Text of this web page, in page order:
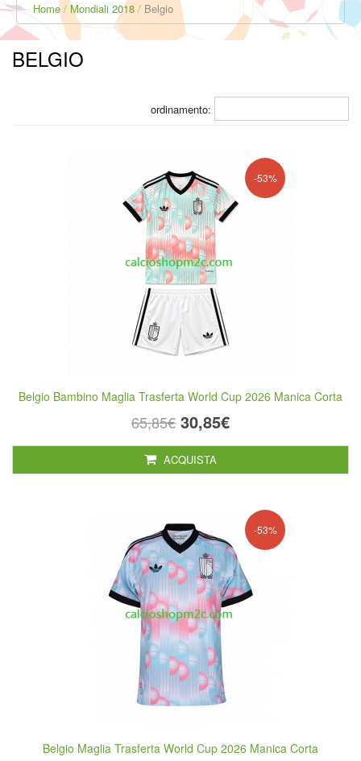
Home Mondiali 2018 Belgio
BELGIO
ordinamento:
-53%
Belgio Bambino Maglia Trasferta World Cup 2026 Manica Corta
65,85€ 30,85€
ACQUISTA
-53%
Belgio Maglia Trasferta World Cup 2026 Manica Corta